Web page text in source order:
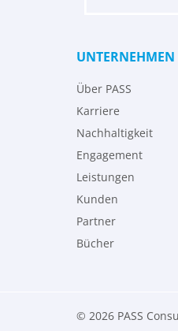
UNTERNEHMEN
Über PASS
Karriere
Nachhaltigkeit
Engagement
Leistungen
Kunden
Partner
Bücher
© 2026 PASS